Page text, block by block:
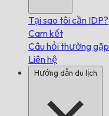
Tại sao tôi cần IDP?
Cam kết
Câu hỏi thường gặp
Liên hệ
Hướng dẫn du lịch